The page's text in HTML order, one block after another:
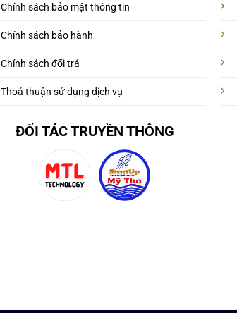
Chính sách bảo mật thông tin
Chính sách bảo hành
Chính sách đổi trả
Thoả thuận sử dụng dịch vụ
ĐỐI TÁC TRUYỀN THÔNG